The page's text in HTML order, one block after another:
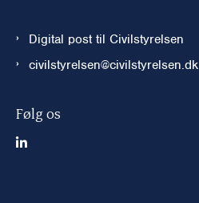
Digital post til Civilstyrelsen
civilstyrelsen@civilstyrelsen.dk
Følg os